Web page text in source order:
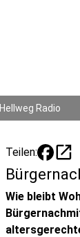
Hellweg Radio
Teilen: open_in_new
Wie bleibt